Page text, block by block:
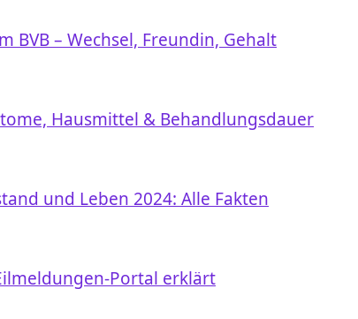
BVB – Wechsel, Freundin, Gehalt
Hausmittel & Behandlungsdauer
und Leben 2024: Alle Fakten
Portal erklärt